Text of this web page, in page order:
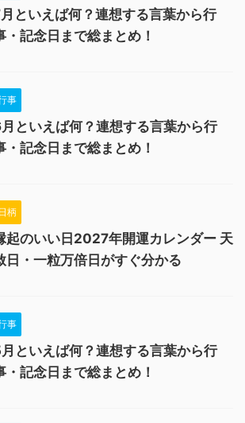
といえば何？連想する言葉から行
・記念日まで総まとめ！
事
といえば何？連想する言葉から行
・記念日まで総まとめ！
日柄
起のいい日2027年開運カレンダー 天
日・一粒万倍日がすぐ分かる
事
といえば何？連想する言葉から行
・記念日まで総まとめ！